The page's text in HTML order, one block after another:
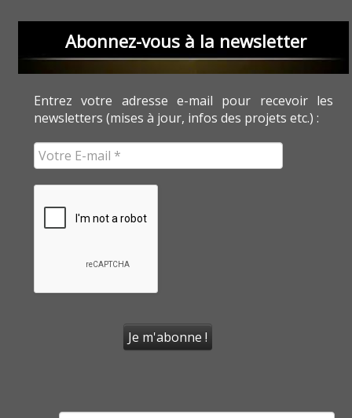
Abonnez-vous à la newsletter
Entrez votre adresse e-mail pour recevoir les
newsletters (mises à jour, infos des projets etc.) :